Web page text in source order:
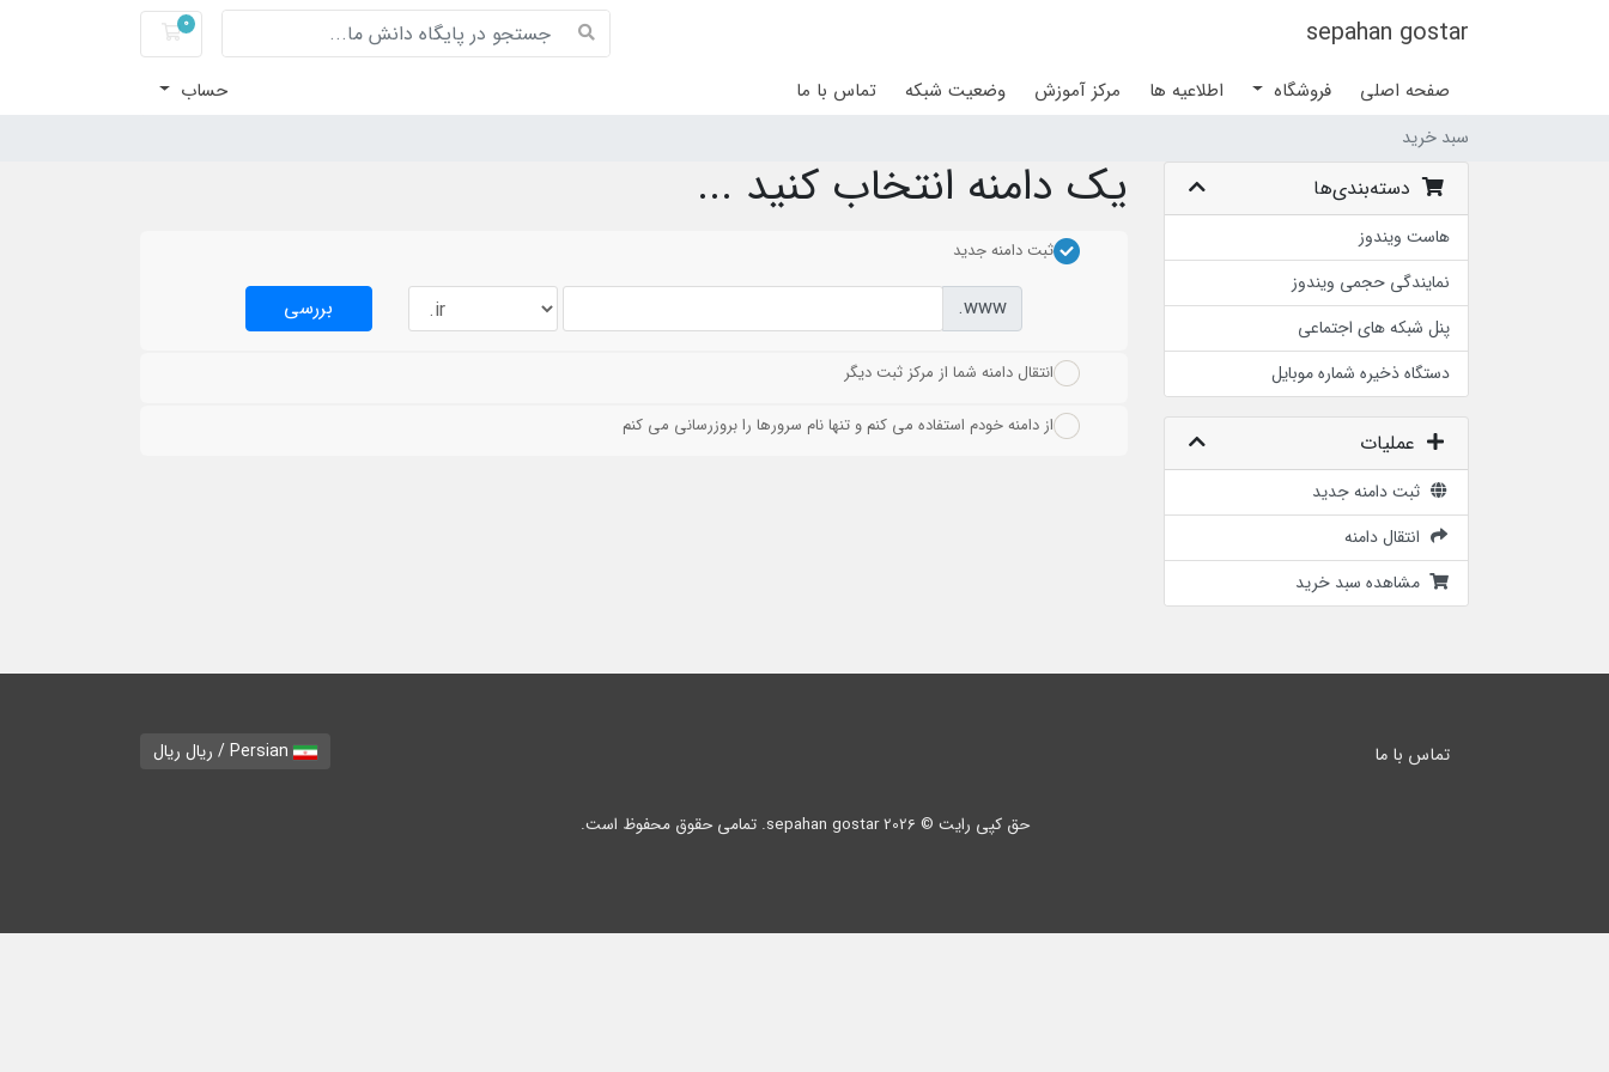
sepahan gostar
0
صفحه اصلی فروشگاه اطلاعیه ها مرکز آموزش وضعیت شبکه تماس با ما حساب
سبد خرید
دسته‌بندی‌ها
هاست ویندوز
نمایندگی حجمی ویندوز
پنل شبکه های اجتماعی
دستگاه ذخیره شماره موبایل
عملیات
ثبت دامنه جدید
انتقال دامنه
مشاهده سبد خرید
یک دامنه انتخاب کنید ...
ثبت دامنه جدید
www. بررسی
انتقال دامنه شما از مرکز ثبت دیگر
از دامنه خودم استفاده می کنم و تنها نام سرورها را بروزرسانی می کنم
تماس با ما
حق کپی رایت © 2026 sepahan gostar. تمامی حقوق محفوظ است.